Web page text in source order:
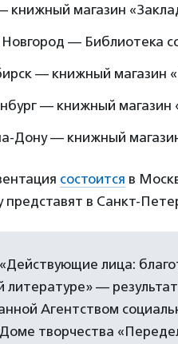
книжный магазин
— Библиотека
— книжный магазин
— книжный магазин
Дону — книжный
состоится в
представят в Санкт-
лица:
литературе» —
Агентством
творчества